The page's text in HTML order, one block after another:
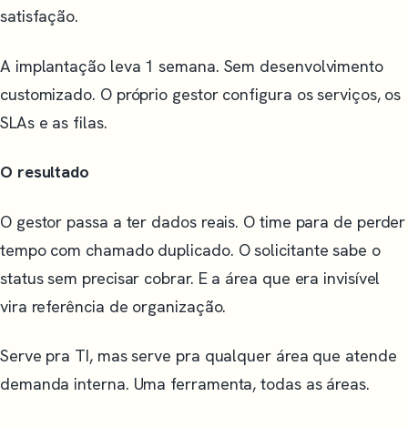
satisfação.
A implantação leva 1 semana. Sem desenvolvimento
customizado. O próprio gestor configura os serviços, os
SLAs e as filas.
O resultado
O gestor passa a ter dados reais. O time para de perder
tempo com chamado duplicado. O solicitante sabe o
status sem precisar cobrar. E a área que era invisível
vira referência de organização.
Serve pra TI, mas serve pra qualquer área que atende
demanda interna. Uma ferramenta, todas as áreas.